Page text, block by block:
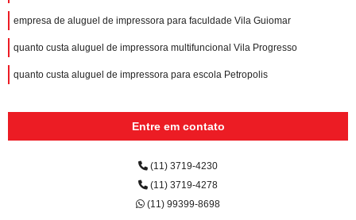
empresa de aluguel de impressora para faculdade Vila Guiomar
quanto custa aluguel de impressora multifuncional Vila Progresso
quanto custa aluguel de impressora para escola Petropolis
Entre em contato
(11) 3719-4230
(11) 3719-4278
(11) 99399-8698